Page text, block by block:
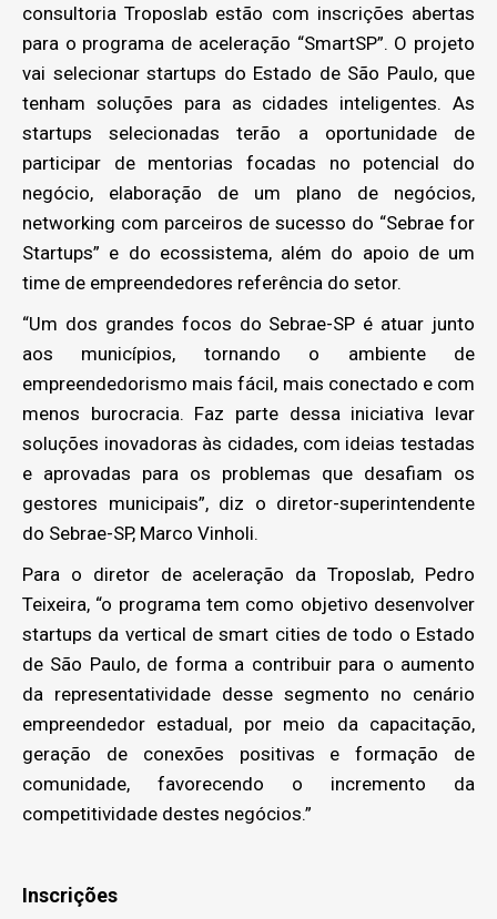
consultoria Troposlab estão com inscrições abertas
para o programa de aceleração “SmartSP”. O projeto
vai selecionar startups do Estado de São Paulo, que
tenham soluções para as cidades inteligentes. As
startups selecionadas terão a oportunidade de
participar de mentorias focadas no potencial do
negócio, elaboração de um plano de negócios,
networking com parceiros de sucesso do “Sebrae for
Startups” e do ecossistema, além do apoio de um
time de empreendedores referência do setor.
“Um dos grandes focos do Sebrae-SP é atuar junto
aos municípios, tornando o ambiente de
empreendedorismo mais fácil, mais conectado e com
menos burocracia. Faz parte dessa iniciativa levar
soluções inovadoras às cidades, com ideias testadas
e aprovadas para os problemas que desafiam os
gestores municipais”, diz o diretor-superintendente
do Sebrae-SP, Marco Vinholi.
Para o diretor de aceleração da Troposlab, Pedro
Teixeira, “o programa tem como objetivo desenvolver
startups da vertical de smart cities de todo o Estado
de São Paulo, de forma a contribuir para o aumento
da representatividade desse segmento no cenário
empreendedor estadual, por meio da capacitação,
geração de conexões positivas e formação de
comunidade, favorecendo o incremento da
competitividade destes negócios.”
Inscrições